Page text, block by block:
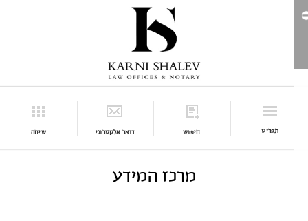
שיחה דואר אלקטרוני חיפוש תפריט
מרכז המידע